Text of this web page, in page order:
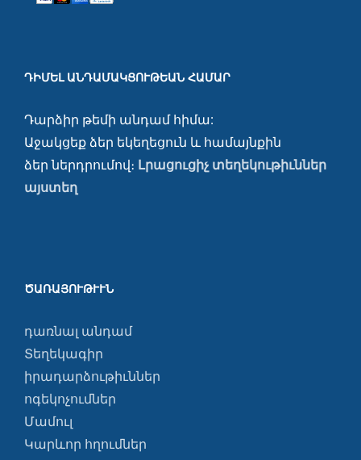
ԴԻՄԵԼ ԱՆԴԱՄԱԿՑՈՒԹԵԱՆ ՀԱՄԱՐ
Դարձիր թեմի անդամ հիմա:
Աջակցեք ձեր եկեղեցուն և համայնքին
ձեր ներդրումով։ Լրացուցիչ տեղեկութիւններ
այստեղ
ԾԱՌԱՅՈՒԹՒՒՆ
դառնալ անդամ
Տեղեկագիր
իրադարձութիւններ
ոգեկոչումներ
Մամուլ
Կարևոր հղումներ